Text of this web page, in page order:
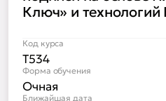
Ключ» и
Код курса
Т534
Форма обучения
Очная
Ближайшая дата